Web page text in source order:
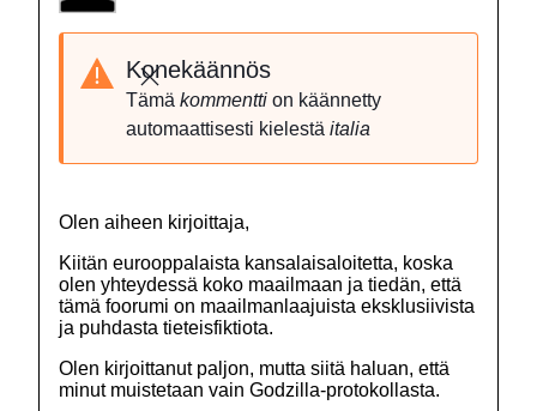
Sulje
Konekäännös
Tämä kommentti on käännetty
automaattisesti kielestä italia
Olen aiheen kirjoittaja,
Kiitän eurooppalaista kansalaisaloitetta, koska
olen yhteydessä koko maailmaan ja tiedän, että
tämä foorumi on maailmanlaajuista eksklusiivista
ja puhdasta tieteisfiktiota.
Olen kirjoittanut paljon, mutta siitä haluan, että
minut muistetaan vain Godzilla-protokollasta.